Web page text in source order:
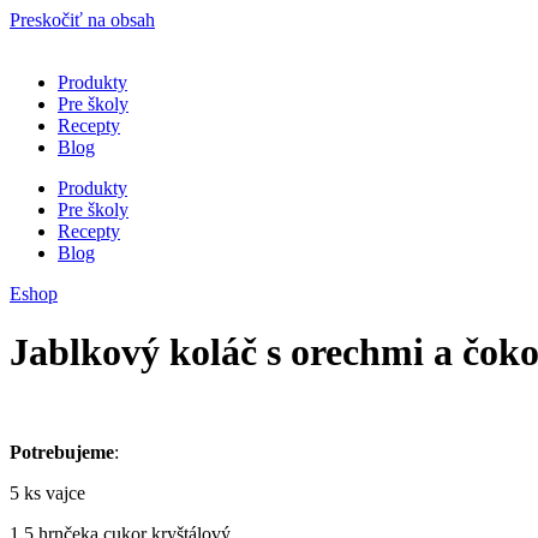
Preskočiť na obsah
Produkty
Pre školy
Recepty
Blog
Produkty
Pre školy
Recepty
Blog
Eshop
Jablkový koláč s orechmi a
Potrebujeme:
5 ks vajce
1,5 hrnčeka cukor kryštálový